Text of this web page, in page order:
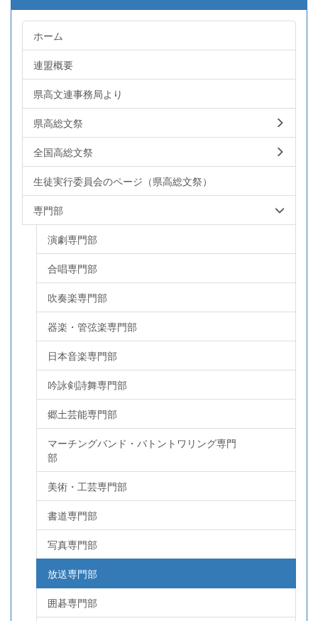
ホーム
連盟概要
県高文連事務局より
県高総文祭
全国高総文祭
生徒実行委員会のページ（県高総文祭）
専門部
演劇専門部
合唱専門部
吹奏楽専門部
器楽・管弦楽専門部
日本音楽専門部
吟詠剣詩舞専門部
郷土芸能専門部
マーチングバンド・バトントワリング専門
部
美術・工芸専門部
書道専門部
写真専門部
放送専門部
囲碁専門部